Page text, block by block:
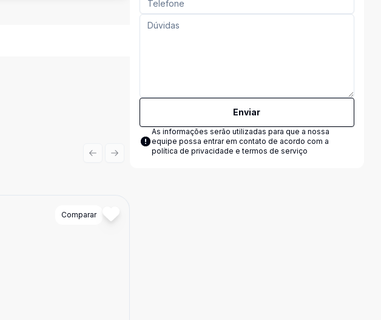
Comparar
Previous slide
Next slide
Enviar
As informações serão utilizadas para que a nossa
equipe possa entrar em contato de acordo com a
política de privacidade e termos de serviço